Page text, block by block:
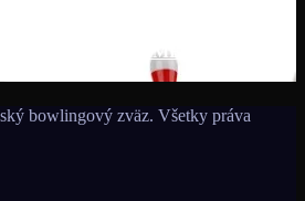
turnajom SUMMER BOWLING
bowlingový zväz. Všetky práva